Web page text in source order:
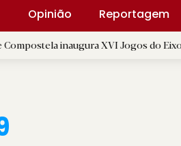
Opinião
Reportagem
XVI Jogos do Eixo Atlântico